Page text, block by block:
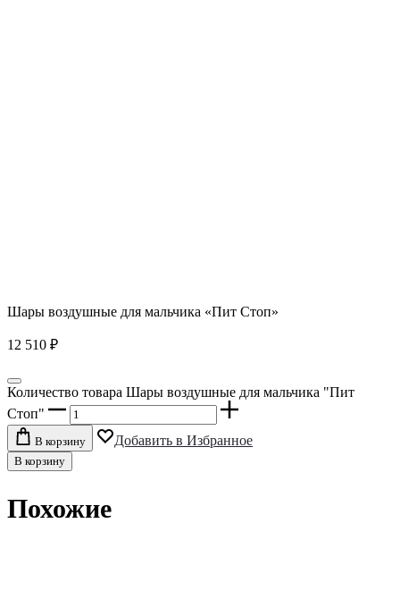
Шары воздушные для мальчика «Пит Стоп»
12 510 ₽
Количество товара Шары воздушные для мальчика "Пит
Стоп"
В корзину Добавить в Избранное
В корзину
Похожие